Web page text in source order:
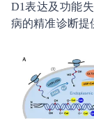
D1表达及功能
病的精准诊断提